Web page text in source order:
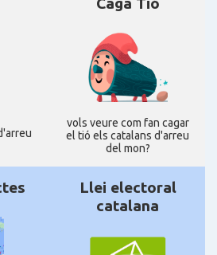
vols veure com fan cagar
el tió els catalans d'arreu
del mon?
Llei electoral
catalana